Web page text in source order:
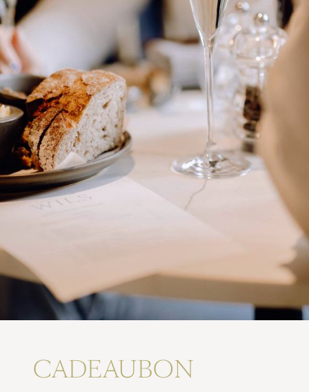
CADEAUBON